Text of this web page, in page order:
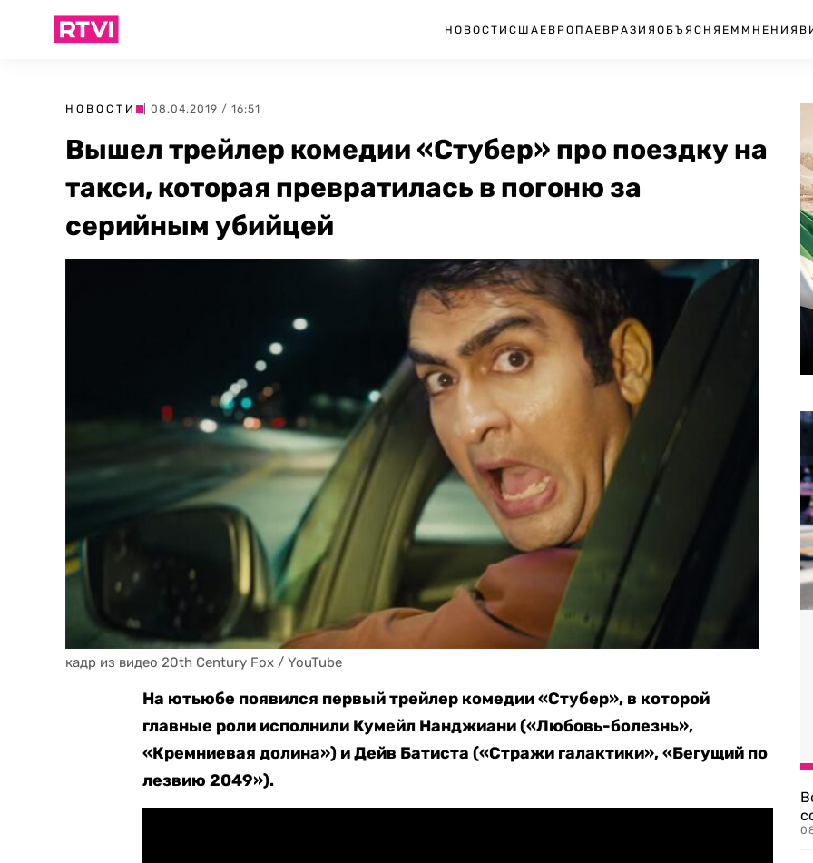
НОВОСТИ США ЕВРОПА ЕВРАЗИЯ ОБЪЯСНЯЕМ МНЕНИЯ
НОВОСТИ | 08.04.2019 / 16:51
Вышел трейлер комедии «Стубер» про поездку на
такси, которая превратилась в погоню за
серийным убийцей
кадр из видео 20th Century Fox / YouTube
На ютьюбе появился первый трейлер комедии «Стубер», в которой
главные роли исполнили Кумейл Нанджиани («Любовь-болезнь»,
«Кремниевая долина») и Дейв Батиста («Стражи галактики», «Бегущий по
лезвию 2049»).